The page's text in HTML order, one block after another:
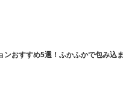
ンおすすめ5選！ふかふかで包み込ま